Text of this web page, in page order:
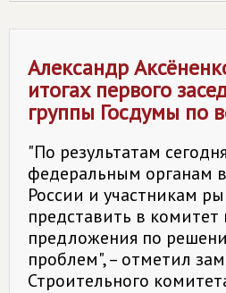
Александр
итогах первого
группы Госдумы по
"По результатам
федеральным органам
России и участникам
представить в комитет
предложения по
проблем", – отметил
Строительного